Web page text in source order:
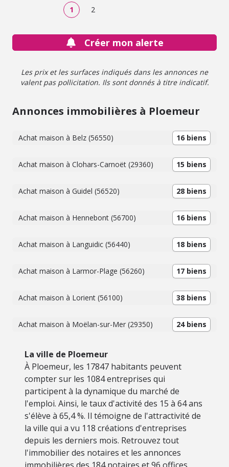
1 2
Créer mon alerte
Les prix et les surfaces indiqués dans les annonces ne
valent pas pollicitation. Ils sont donnés à titre indicatif.
Annonces immobilières à Ploemeur
Achat maison à Belz (56550) 16 biens
Achat maison à Clohars-Carnoët (29360) 15 biens
Achat maison à Guidel (56520) 28 biens
Achat maison à Hennebont (56700) 16 biens
Achat maison à Languidic (56440) 18 biens
Achat maison à Larmor-Plage (56260) 17 biens
Achat maison à Lorient (56100) 38 biens
Achat maison à Moëlan-sur-Mer (29350) 24 biens
La ville de Ploemeur
À Ploemeur, les 17847 habitants peuvent
compter sur les 1084 entreprises qui
participent à la dynamique du marché de
l'emploi. Ainsi, le taux d'activité des 15 à 64 ans
s'élève à 65,4 %. Il témoigne de l'attractivité de
la ville qui a vu 118 créations d'entreprises
depuis les derniers mois. Retrouvez tout
l'immobilier des notaires et les annonces